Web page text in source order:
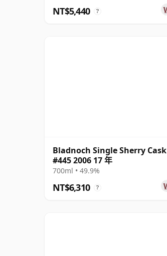
NT$5,440 ?
Bladnoch Single Sherry Cask
#445 2006 17 年
700ml • 49.9%
NT$6,310 ?